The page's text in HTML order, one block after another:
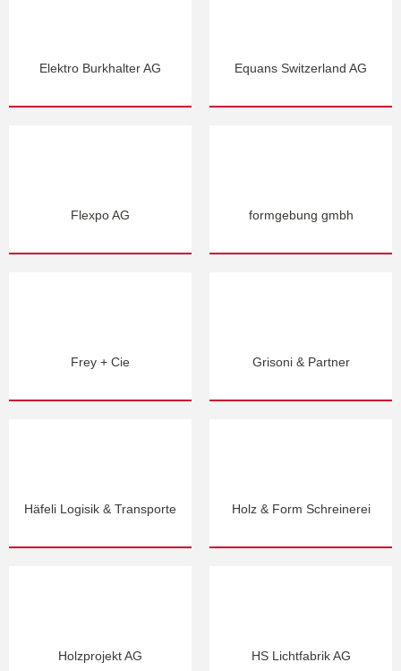
Elektro Burkhalter AG Equans Switzerland AG
Flexpo AG formgebung gmbh
Frey + Cie Grisoni & Partner
Häfeli Logisik & Transporte Holz & Form Schreinerei
Holzprojekt AG HS Lichtfabrik AG